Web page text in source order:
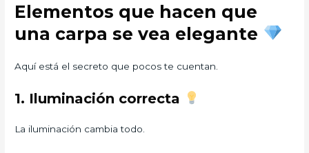
Elementos que hacen que
una carpa se vea elegante
Aquí está el secreto que pocos te cuentan.
1. Iluminación correcta
La iluminación cambia todo.